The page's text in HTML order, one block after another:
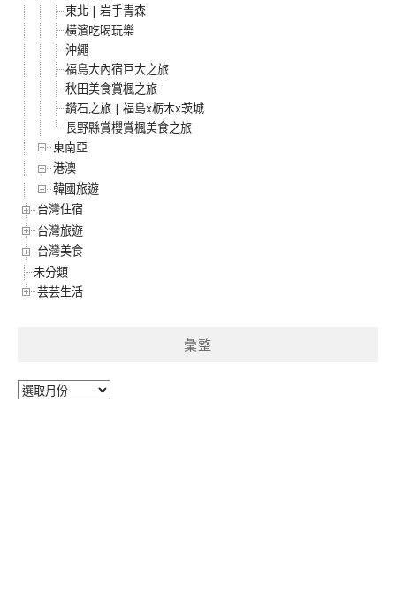
東北 | 岩手青森
橫濱吃喝玩樂
沖繩
福島大內宿巨大之旅
秋田美食賞楓之旅
鑽石之旅 | 福島x栃木x茨城
長野縣賞櫻賞楓美食之旅
東南亞
港澳
韓國旅遊
台灣住宿
台灣旅遊
台灣美食
未分類
芸芸生活
彙整
彙